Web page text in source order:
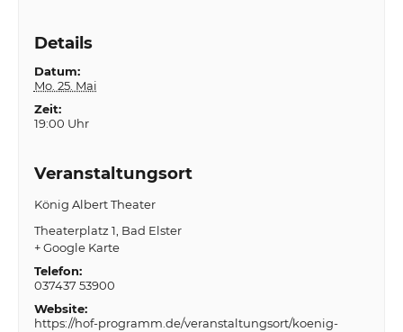
Details
Datum:
Mo. 25. Mai
Zeit:
19:00 Uhr
Veranstaltungsort
König Albert Theater
Theaterplatz 1 Bad Elster
+ Google Karte
Telefon:
037437 53900
Website:
https://hof-programm.de/veranstaltungsort/koenig-